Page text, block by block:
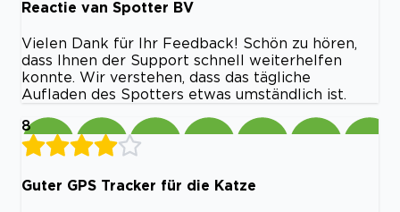
Reactie van Spotter BV
Vielen Dank für Ihr Feedback! Schön zu hören,
dass Ihnen der Support schnell weiterhelfen
konnte. Wir verstehen, dass das tägliche
Aufladen des Spotters etwas umständlich ist.
8
Guter GPS Tracker für die Katze